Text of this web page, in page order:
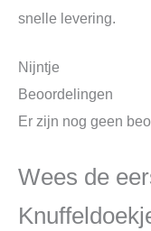
snelle levering.
Nijntje
Beoordelingen
Er zijn nog geen
Wees de